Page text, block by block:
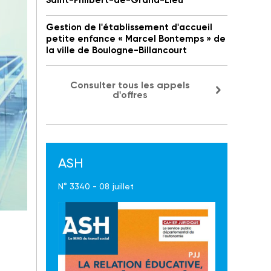
Gestion de l'établissement d'accueil
petite enfance « Marcel Bontemps » de
la ville de Boulogne-Billancourt
Consulter tous les appels
d'offres
ASH
N° 3340 - 08 juillet